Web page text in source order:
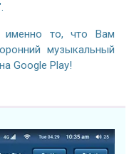
именно то, что Вам
музыкальный
Google Play!